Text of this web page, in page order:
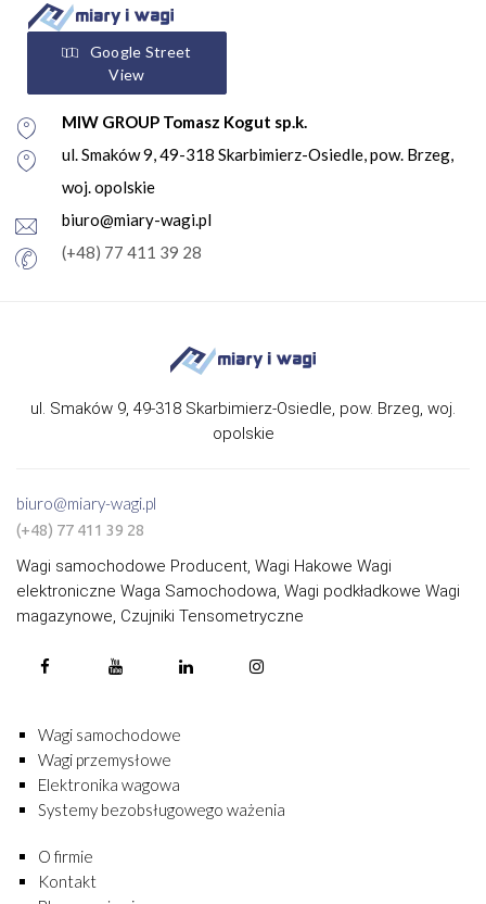
Google Street
View
MIW GROUP Tomasz Kogut sp.k.
ul. Smaków 9, 49-318 Skarbimierz-Osiedle, pow. Brzeg,
woj. opolskie
biuro@miary-wagi.pl
(+48) 77 411 39 28
ul. Smaków 9, 49-318 Skarbimierz-Osiedle, pow. Brzeg, woj.
opolskie
biuro@miary-wagi.pl
(+48) 77 411 39 28
Wagi samochodowe Producent, Wagi Hakowe Wagi
elektroniczne Waga Samochodowa, Wagi podkładkowe Wagi
magazynowe, Czujniki Tensometryczne
Wagi samochodowe
Wagi przemysłowe
Elektronika wagowa
Systemy bezobsługowego ważenia
O firmie
Kontakt